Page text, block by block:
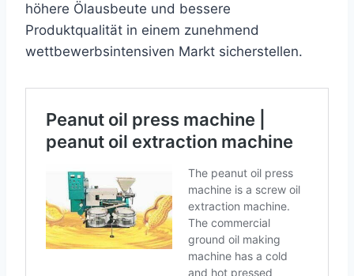
höhere Ölausbeute und bessere
Produktqualität in einem zunehmend
wettbewerbsintensiven Markt sicherstellen.